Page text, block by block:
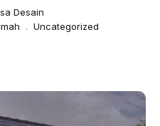
Desain
. Uncategorized